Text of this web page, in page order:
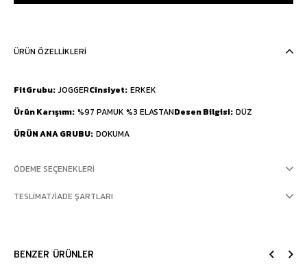
ÜRÜN ÖZELLIKLERI
FitGrubu JOGGERCinsiyet ERKEK
Ürün Karışımı %97 PAMUK %3 ELASTANDesen Bilgisi DÜZ
ÜRÜN ANA GRUBU DOKUMA
ÖDEME SEÇENEKLERI
TESLIMAT/İADE ŞARTLARI
BENZER ÜRÜNLER